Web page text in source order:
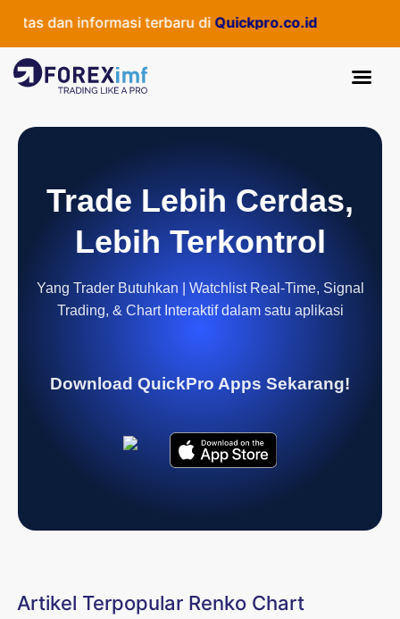
dan informasi terbaru diQuickpro.co.id
Trade Lebih Cerdas,
Lebih Terkontrol
Yang Trader Butuhkan | Watchlist Real-Time, Signal
Trading, & Chart Interaktif dalam satu aplikasi
Download QuickPro Apps Sekarang!
Artikel Terpopular Renko Chart